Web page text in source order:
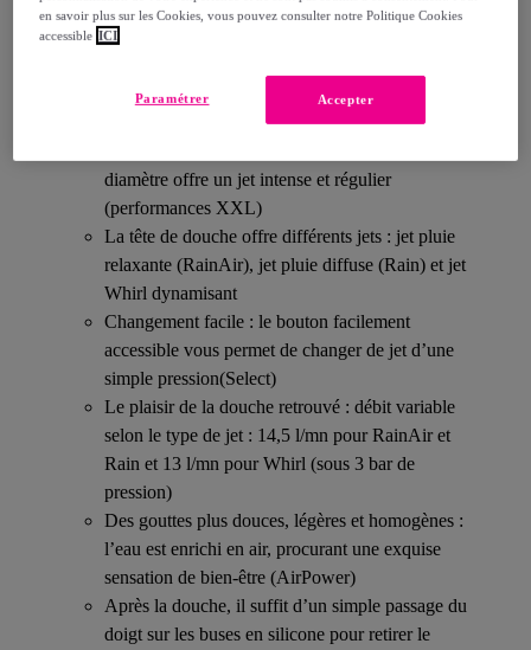
Détails sur votre produit
diamètre offre un jet intense et régulier
(performances XXL)
La tête de douche offre différents jets : jet pluie
relaxante (RainAir), jet pluie diffuse (Rain) et jet
Whirl dynamisant
Changement facile : le bouton facilement
accessible vous permet de changer de jet d’une
simple pression(Select)
Le plaisir de la douche retrouvé : débit variable
selon le type de jet : 14,5 l/mn pour RainAir et
Rain et 13 l/mn pour Whirl (sous 3 bar de
pression)
Des gouttes plus douces, légères et homogènes :
l’eau est enrichi en air, procurant une exquise
sensation de bien-être (AirPower)
Après la douche, il suffit d’un simple passage du
doigt sur les buses en silicone pour retirer le
en savoir plus sur les Cookies, vous pouvez consulter notre Politique Cookies
accessible ICI
Accepter
Paramétrer